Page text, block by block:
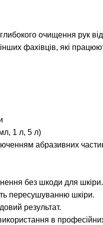
очищення рук
фахівців, які
1 л, 5 л)
абразивних
без шкоди для шкіри.
пересушуванню шкіри.
результат.
в